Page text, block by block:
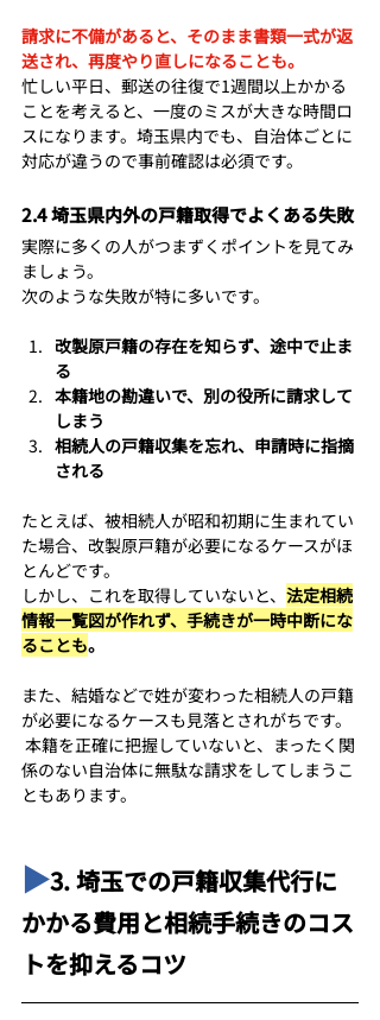
請求に不備があると、そのまま書類一式が返
送され、再度やり直しになることも。
忙しい平日、郵送の往復で1週間以上かかる
ことを考えると、一度のミスが大きな時間ロ
スになります。埼玉県内でも、自治体ごとに
対応が違うので事前確認は必須です。
2.4 埼玉県内外の戸籍取得でよくある失敗
実際に多くの人がつまずくポイントを見てみ
ましょう。
次のような失敗が特に多いです。
改製原戸籍の存在を知らず、途中で止ま
る
本籍地の勘違いで、別の役所に請求して
しまう
相続人の戸籍収集を忘れ、申請時に指摘
される
たとえば、被相続人が昭和初期に生まれてい
た場合、改製原戸籍が必要になるケースがほ
とんどです。
しかし、これを取得していないと、 法定相続
情報一覧図が作れず、手続きが一時中断にな
ることも。
また、結婚などで姓が変わった相続人の戸籍
が必要になるケースも見落とされがちです。
本籍を正確に把握していないと、まったく関
係のない自治体に無駄な請求をしてしまうこ
ともあります。
▶︎3. 埼玉での戸籍収集代行に
かかる費用と相続手続きのコス
トを抑えるコツ